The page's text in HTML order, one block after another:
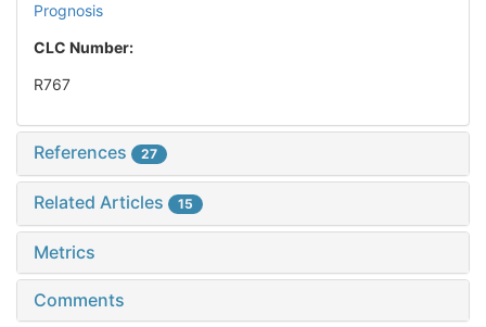
Prognosis
CLC Number:
R767
References 27
Related Articles 15
Metrics
Comments